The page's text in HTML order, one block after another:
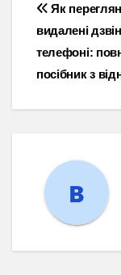
Як
видалені
телефоні:
посібник з